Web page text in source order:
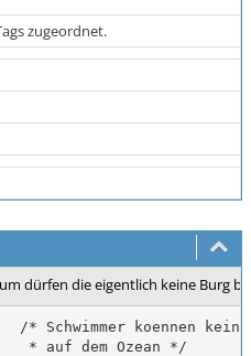
zugeordnet.
dürfen die eigentlich keine Burg